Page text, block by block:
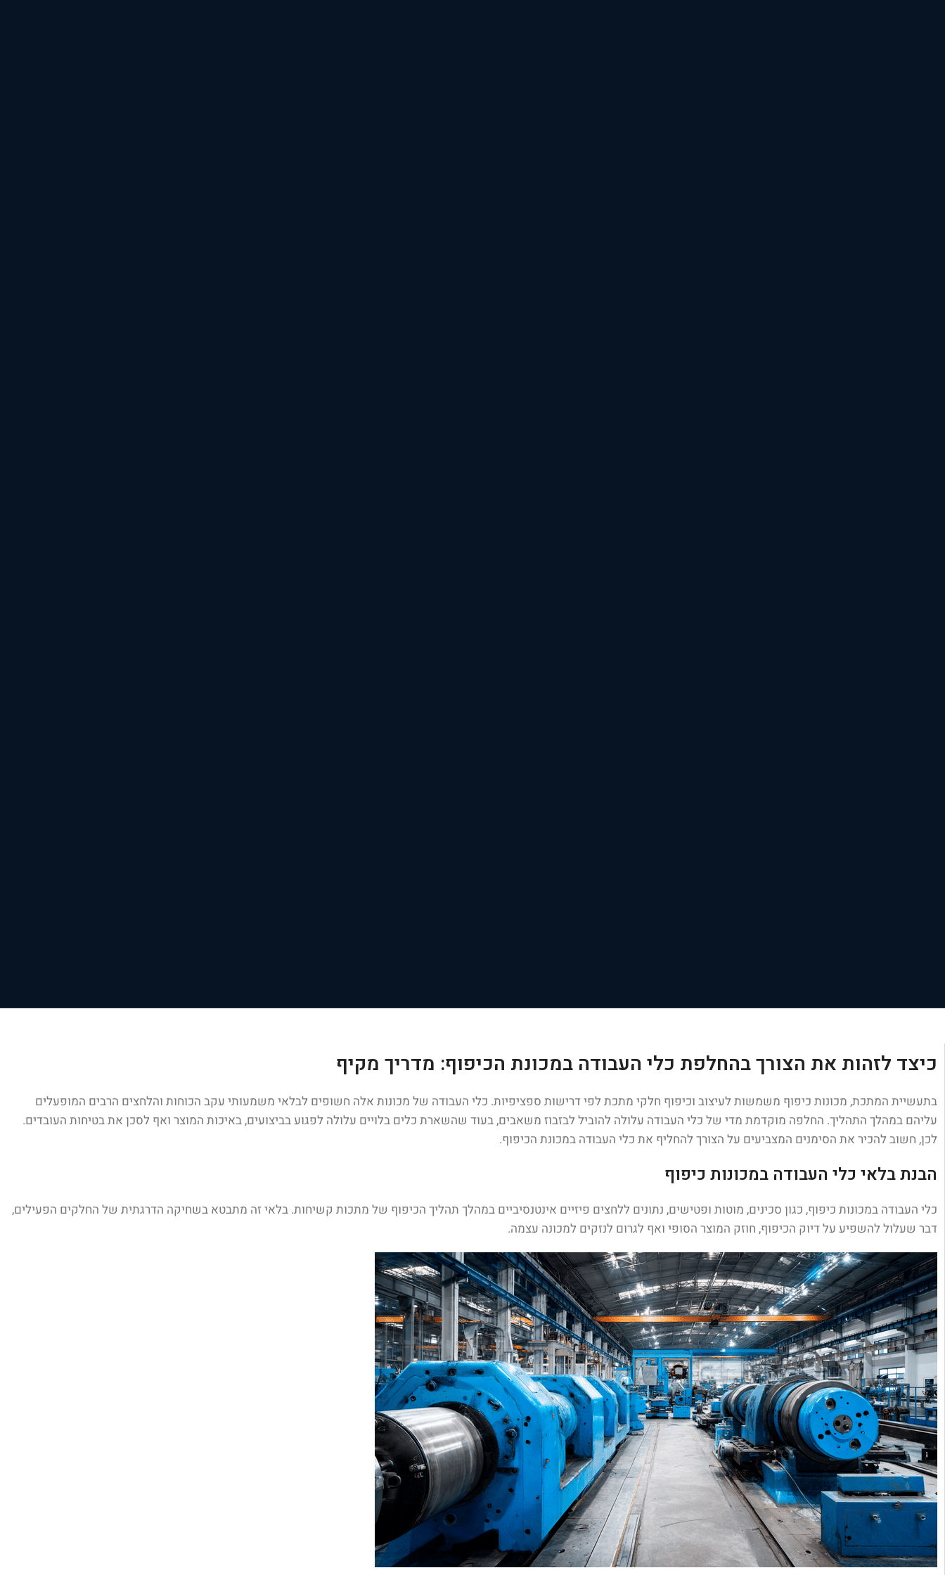
כיצד לזהות את הצורך בהחלפת כלי העבודה במכונת הכיפוף: מדריך מקיף
בתעשיית המתכת, מכונות כיפוף משמשות לעיצוב וכיפוף חלקי מתכת לפי דרישות ספציפיות. כלי העבודה של מכונות אלה חשופים לבלאי משמעותי עקב הכוחות והלחצים הרבים המופעלים
עליהם במהלך התהליך. החלפה מוקדמת מדי של כלי העבודה עלולה להוביל לבזבוז משאבים, בעוד שהשארת כלים בלויים עלולה לפגוע בביצועים, באיכות המוצר ואף לסכן את בטיחות העובדים.
לכן, חשוב להכיר את הסימנים המצביעים על הצורך להחליף את כלי העבודה במכונת הכיפוף.
הבנת בלאי כלי העבודה במכונות כיפוף
כלי העבודה במכונות כיפוף, כגון סכינים, מוטות ופטישים, נתונים ללחצים פיזיים אינטנסיביים במהלך תהליך הכיפוף של מתכות קשיחות. בלאי זה מתבטא בשחיקה הדרגתית של החלקים הפעילים,
דבר שעלול להשפיע על דיוק הכיפוף, חוזק המוצר הסופי ואף לגרום לנזקים למכונה עצמה.